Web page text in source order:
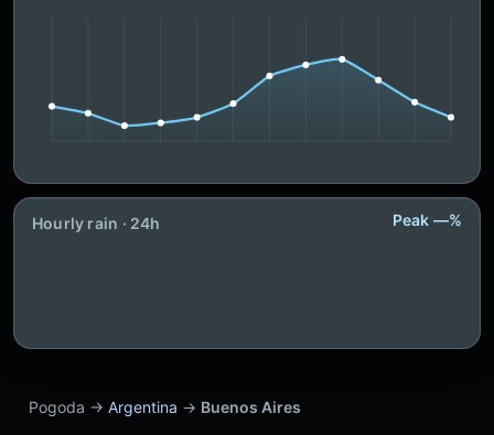
Pogoda → Argentina → Buenos Aires
Hourly rain · 24h Peak —%